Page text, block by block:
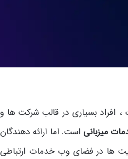
افراد بسیاری در قالب شرکت ها و
میزبانی است. اما ارائه دهندگان
ها در فضای وب خدمات ارتباطی